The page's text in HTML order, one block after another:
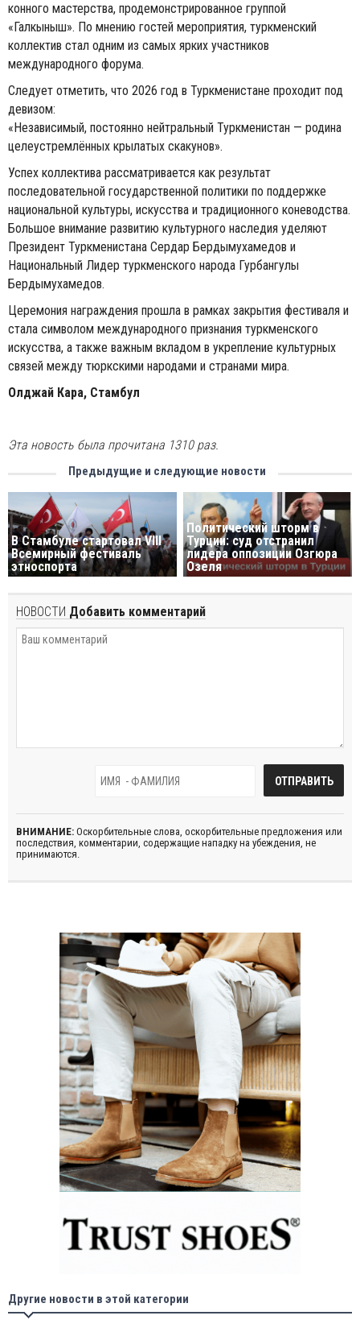
конного мастерства, продемонстрированное группой
«Галкыныш». По мнению гостей мероприятия, туркменский
коллектив стал одним из самых ярких участников
международного форума.
Следует отметить, что 2026 год в Туркменистане проходит под
девизом:
«Независимый, постоянно нейтральный Туркменистан — родина
целеустремлённых крылатых скакунов».
Успех коллектива рассматривается как результат
последовательной государственной политики по поддержке
национальной культуры, искусства и традиционного коневодства.
Большое внимание развитию культурного наследия уделяют
Президент Туркменистана Сердар Бердымухамедов и
Национальный Лидер туркменского народа Гурбангулы
Бердымухамедов.
Церемония награждения прошла в рамках закрытия фестиваля и
стала символом международного признания туркменского
искусства, а также важным вкладом в укрепление культурных
связей между тюркскими народами и странами мира.
Олджай Кара, Стамбул
Эта новость была прочитана 1310 раз.
Предыдущие и следующие новости
В Стамбуле стартовал VIII
Всемирный фестиваль
этноспорта
Политический шторм в
Турции: суд отстранил
лидера оппозиции Озгюра
Озеля
НОВОСТИ Добавить комментарий
ВНИМАНИЕ: Оскорбительные слова, оскорбительные предложения или
последствия, комментарии, содержащие нападку на убеждения, не
принимаются.
Другие новости в этой категории